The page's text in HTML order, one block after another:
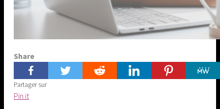
Share
Partager sur
Pin itShare